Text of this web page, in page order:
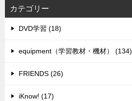
カテゴリー
DVD学習 (18)
equipment（学習教材・機材） (134)
FRIENDS (26)
iKnow! (17)